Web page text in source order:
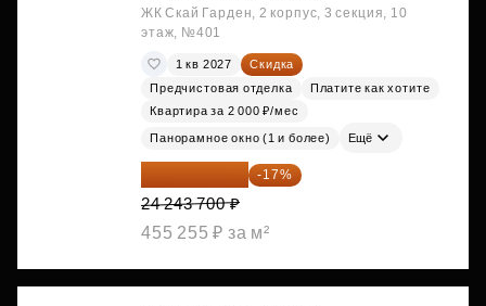
ЖК Скай Гарден, 2 корпус, 3 секция, 10
этаж, №401
1 кв 2027
Скидка
Предчистовая отделка
Платите как хотите
Квартира за 2 000 ₽/мес
Панорамное окно (1 и более) Ещё
20 122 271 ₽ -17%
24 243 700 ₽
455 255 ₽ за м²